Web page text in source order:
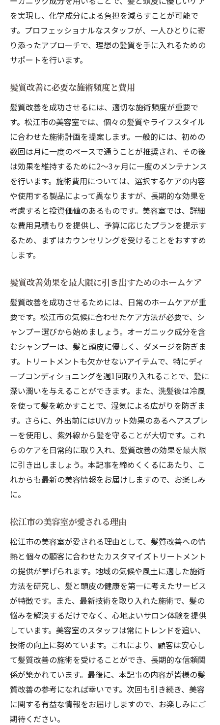
を実現し、化学成分による負担を減らすことが可能で
す。プロフェッショナルなスタッフが、一人ひとりに寄
り添ったアプローチで、理想の髪質を手に入れるための
サポートを行います。
髪質改善に必要な施術頻度と費用
髪質改善を成功させるには、適切な施術頻度が重要で
す。松江市の美容室では、個々の髪質やライフスタイル
に合わせた施術計画を提案します。一般的には、初めの
数回は月に一度のペースで通うことが推奨され、その後
は効果を維持するために2〜3ヶ月に一度のメンテナンス
を行います。施術費用については、選択するケアの内容
や使用する製品によって異なりますが、長期的な効果を
考慮すると投資価値のあるものです。美容室では、詳細
な費用見積もりを提供し、予算に応じたプランを提示す
るため、まずはカウンセリングを受けることをおすすめ
します。
髪質改善効果を最大限に引き出すためのホームケア
髪質改善を成功させるためには、日常のホームケアが重
要です。松江市の気候に合わせたケア方法が必要で、シ
ャンプー選びから始めましょう。オーガニック成分を含
むシャンプーは、髪と頭皮に優しく、ダメージを防ぎま
す。トリートメントも欠かせないアイテムで、特にディ
ープコンディショニングを週1回取り入れることで、髪に
深い潤いを与えることができます。また、洗髪後は冷風
を使って髪を乾かすことで、湿気による広がりを防ぎま
す。さらに、外出前にはUVカット効果のあるヘアスプレ
ーを使用し、紫外線から髪を守ることが大切です。これ
らのケアを日常的に取り入れ、髪質改善の効果を最大限
に引き出しましょう。本記事を締めくくるにあたり、こ
れからも最新の美容情報をお届けしますので、お楽しみ
に。
松江市の美容室が愛される理由
松江市の美容室が愛される理由として、髪質改善への情
熱と個々の顧客に合わせたカスタマイズトリートメント
の提供が挙げられます。地域の気候や風土に適した施術
方法を研究し、髪と頭皮の健康を第一に考えたサービス
が特徴です。また、最新技術を取り入れた施術で、髪の
悩みを解決するだけでなく、心地よいサロン体験を提供
しています。美容室のスタッフは常にトレンドを追い、
技術の向上に努めています。これにより、顧客は安心し
て髪質改善の施術を受けることができ、長期的な信頼関
係が築かれています。最後に、本記事の内容が皆様の髪
質改善の参考になれば幸いです。次回も引き続き、美容
に関する有益な情報をお届けしますので、お楽しみにご
期待ください。